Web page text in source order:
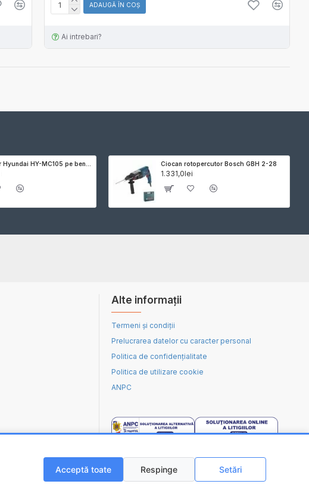
Acceptă toate Respinge Setări
ADAUGĂ ÎN COŞ
Ai intrebari?
Ciocan rotopercutor Bosch GBH 2-28
1.331,0lei
Alte informații
Termeni și condiții
Prelucrarea datelor cu caracter personal
Politica de confidențialitate
Politica de utilizare cookie
ANPC